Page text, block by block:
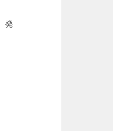
発